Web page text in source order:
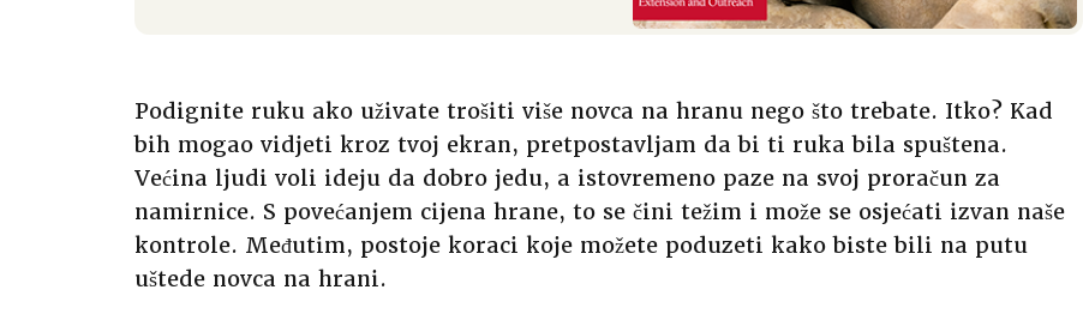
Podignite ruku ako uživate trošiti više novca na hranu nego što trebate. Itko? Kad
bih mogao vidjeti kroz tvoj ekran, pretpostavljam da bi ti ruka bila spuštena.
Većina ljudi voli ideju da dobro jedu, a istovremeno paze na svoj proračun za
namirnice. S povećanjem cijena hrane, to se čini težim i može se osjećati izvan naše
kontrole. Međutim, postoje koraci koje možete poduzeti kako biste bili na putu
uštede novca na hrani.